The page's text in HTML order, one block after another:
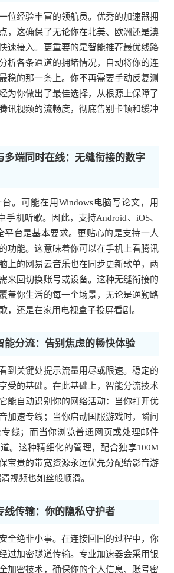
位经验丰富的领航员。优秀的加速器拥
，这确保了无论你在北美、欧洲还是澳
速接入。更重要的是智能推荐最优线路
析各条通道的拥堵情况，自动将你的连
稳的那一条上。你不再需要手动反复测
为你做出了最佳选择，从根源上保障了
讯视频的流畅度，彻底告别卡顿和缓冲
多端同时在线：无缝衔接的数字
。可能在用Windows电脑写论文，用
手机听歌。因此，支持Android、iOS、
平台是基本要求。更贴心的是支持一人
功能。这意味着你可以在手机上看腾讯
上的网易云音乐也在同步更新歌单，两
来回切换账号或设备。这种无缝衔接的
盖你生活的每一个场景，无论是通勤路
，还是在家用电视盒子投屏看剧。
能分流：告别焦虑的畅快体验
到关键处提示流量用尽或限速。稳定的
受的基础。在此基础上，智能分流技术
能自动识别你的网络活动：当你打开优
加速专线；当你启动国服游戏时，瞬间
线；而当你浏览普通网页或处理邮件
。这种精细化的管理，配合独享100M
宝贵的带宽资源永远优先分配给影音游
视频也如丝般顺滑。
线传输：你的隐私守护者
全绝非小事。在连接回国的过程中，你
过加密隧道传输。专业加速器会采用银
加密技术，确保你的个人信息、账号密